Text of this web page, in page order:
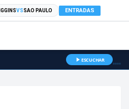
VSSAO PAULO ENTRADAS
ESCUCHAR